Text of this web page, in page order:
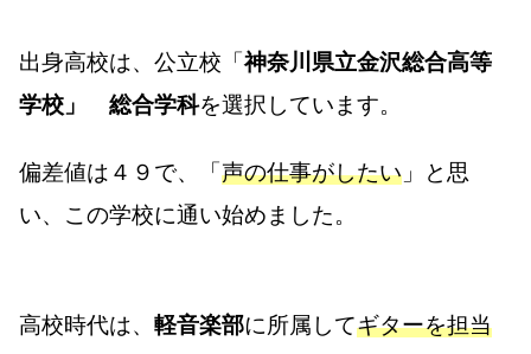
出身高校は、公立校「神奈川県立金沢総合高等
学校」
総合学科を選択しています。
偏差値は４９で、「 声の仕事がしたい 」と思
い、この学校に通い始めました。
高校時代は、 軽音楽部に所属してギターを担当